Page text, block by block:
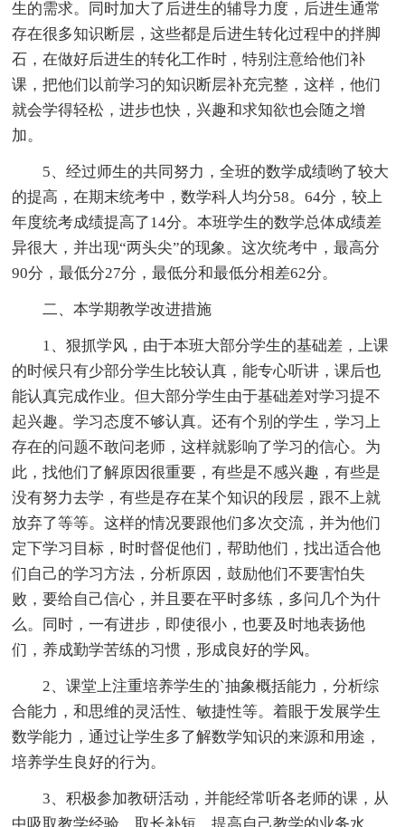
生的需求。同时加大了后进生的辅导力度，后进生通常
存在很多知识断层，这些都是后进生转化过程中的拌脚
石，在做好后进生的转化工作时，特别注意给他们补
课，把他们以前学习的知识断层补充完整，这样，他们
就会学得轻松，进步也快，兴趣和求知欲也会随之增
加。
5、经过师生的共同努力，全班的数学成绩哟了较大
的提高，在期末统考中，数学科人均分58。64分，较上
年度统考成绩提高了14分。本班学生的数学总体成绩差
异很大，并出现“两头尖”的现象。这次统考中，最高分
90分，最低分27分，最低分和最低分相差62分。
二、本学期教学改进措施
1、狠抓学风，由于本班大部分学生的基础差，上课
的时候只有少部分学生比较认真，能专心听讲，课后也
能认真完成作业。但大部分学生由于基础差对学习提不
起兴趣。学习态度不够认真。还有个别的学生，学习上
存在的问题不敢问老师，这样就影响了学习的信心。为
此，找他们了解原因很重要，有些是不感兴趣，有些是
没有努力去学，有些是存在某个知识的段层，跟不上就
放弃了等等。这样的情况要跟他们多次交流，并为他们
定下学习目标，时时督促他们，帮助他们，找出适合他
们自己的学习方法，分析原因，鼓励他们不要害怕失
败，要给自己信心，并且要在平时多练，多问几个为什
么。同时，一有进步，即使很小，也要及时地表扬他
们，养成勤学苦练的习惯，形成良好的学风。
2、课堂上注重培养学生的`抽象概括能力，分析综
合能力，和思维的灵活性、敏捷性等。着眼于发展学生
数学能力，通过让学生多了解数学知识的来源和用途，
培养学生良好的行为。
3、积极参加教研活动，并能经常听各老师的课，从
中吸取教学经验，取长补短，提高自己教学的业务水